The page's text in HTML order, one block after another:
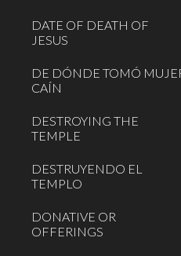
DATE OF DEATH OF
JESUS
DE DÓNDE TOMÓ
CAÍN
DESTROYING THE
TEMPLE
DESTRUYENDO EL
TEMPLO
DONATIVE OR
OFFERINGS